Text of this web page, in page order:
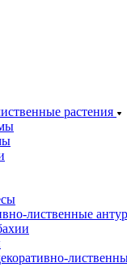
растения
лиственные